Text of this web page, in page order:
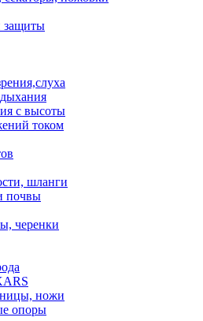
защиты
с высоты
током
шланги
почвы
черенки
ножи
опоры